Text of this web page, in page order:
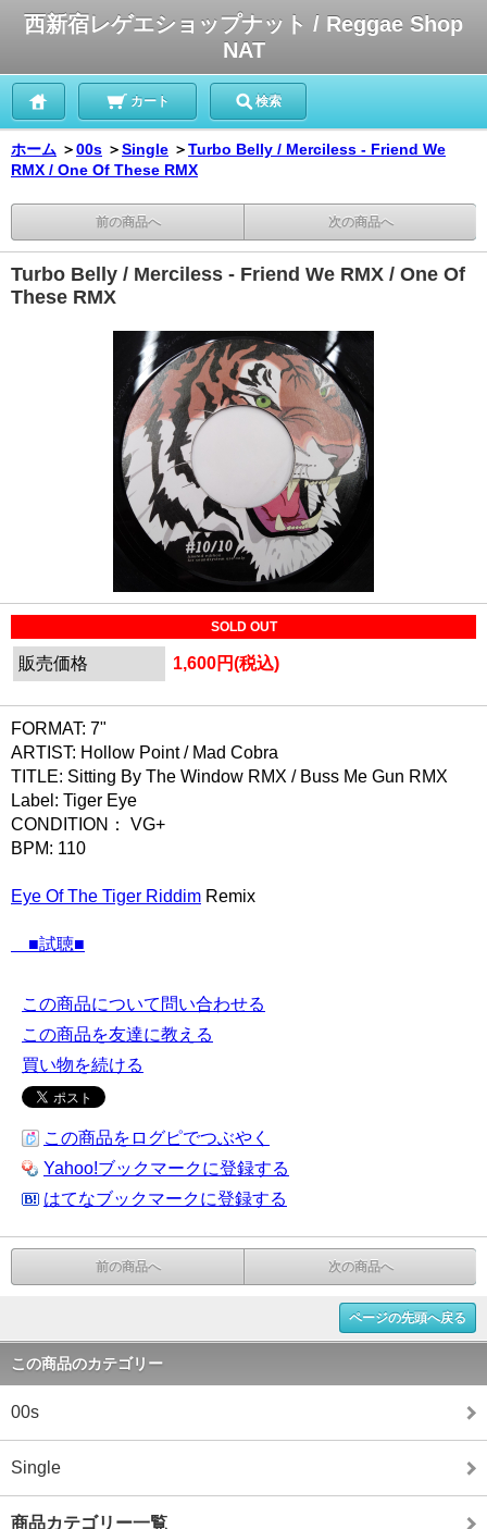
西新宿レゲエショップナット / Reggae Shop
NAT
カート 検索
ホーム ＞00s ＞Single ＞Turbo Belly / Merciless - Friend We
RMX / One Of These RMX
前の商品へ 次の商品へ
Turbo Belly / Merciless - Friend We RMX / One Of
These RMX
SOLD OUT
販売価格 1,600円(税込)
FORMAT: 7"
ARTIST: Hollow Point / Mad Cobra
TITLE: Sitting By The Window RMX / Buss Me Gun RMX
Label: Tiger Eye
CONDITION： VG+
BPM: 110
Eye Of The Tiger Riddim Remix
■試聴■
この商品について問い合わせる
この商品を友達に教える
買い物を続ける
この商品をログピでつぶやく
Yahoo!ブックマークに登録する
はてなブックマークに登録する
前の商品へ 次の商品へ
ページの先頭へ戻る
この商品のカテゴリー
00s
Single
商品カテゴリー一覧